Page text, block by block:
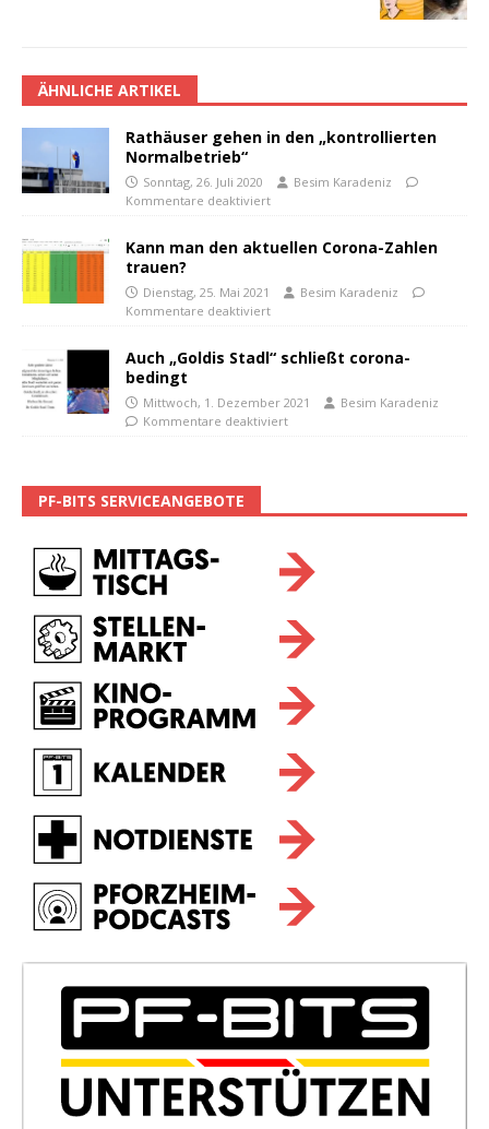
ÄHNLICHE ARTIKEL
Rathäuser gehen in den „kontrollierten
Normalbetrieb“
Sonntag, 26. Juli 2020
Besim Karadeniz
Kommentare deaktiviert
Kann man den aktuellen Corona-Zahlen
trauen?
Dienstag, 25. Mai 2021
Besim Karadeniz
Kommentare deaktiviert
Auch „Goldis Stadl“ schließt corona-
bedingt
Mittwoch, 1. Dezember 2021
Besim Karadeniz
Kommentare deaktiviert
PF-BITS SERVICEANGEBOTE